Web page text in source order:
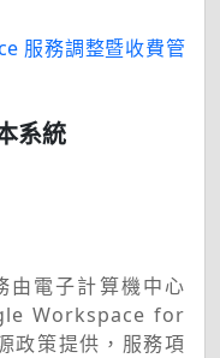
服務調整暨收費管
系統
電子計算機中心
Workspace for
政策提供，服務項